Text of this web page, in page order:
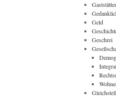
Geld
Geschrei